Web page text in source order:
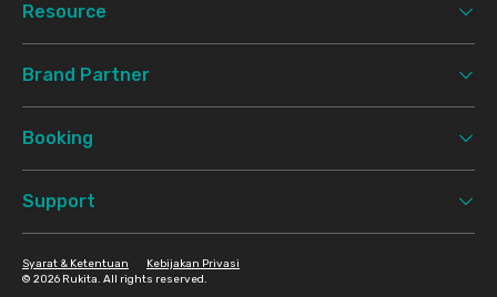
Resource
Brand Partner
Booking
Support
© 2026 Rukita. All rights reserved.
Syarat & Ketentuan Kebijakan Privasi